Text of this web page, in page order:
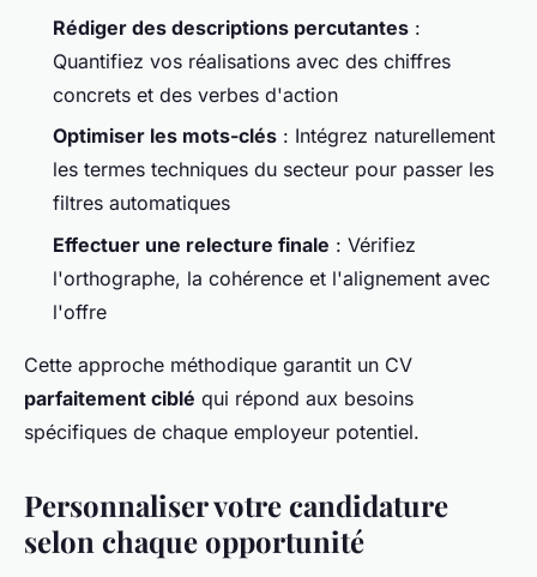
Rédiger des descriptions percutantes :
Quantifiez vos réalisations avec des chiffres
concrets et des verbes d'action
Optimiser les mots-clés : Intégrez naturellement
les termes techniques du secteur pour passer les
filtres automatiques
Effectuer une relecture finale : Vérifiez
l'orthographe, la cohérence et l'alignement avec
l'offre
Cette approche méthodique garantit un CV
parfaitement ciblé qui répond aux besoins
spécifiques de chaque employeur potentiel.
Personnaliser votre candidature
selon chaque opportunité